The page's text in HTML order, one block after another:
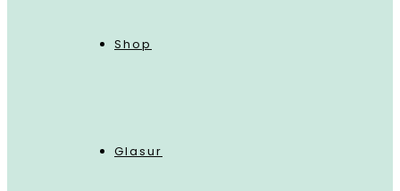
Shop
Glasur